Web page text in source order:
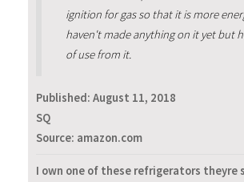
ignition for gas so that it is more
haven't made anything on it yet but
of use from it.
Published: August 11, 2018
SQ
Source: amazon.com
I own one of these refrigerators theyre